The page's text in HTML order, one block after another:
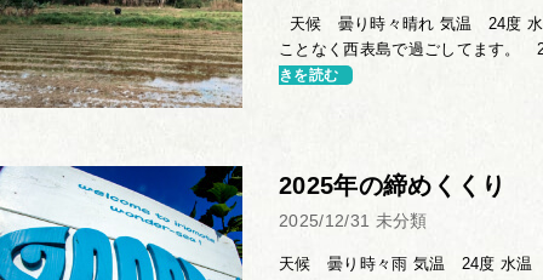
天候 曇り時々晴れ 気温 24度
ことなく西表島で過ごしてます。
きを読む
2025年の締めくくり
2025/12/31 未分類
天候 曇り時々雨 気温 24度 水温